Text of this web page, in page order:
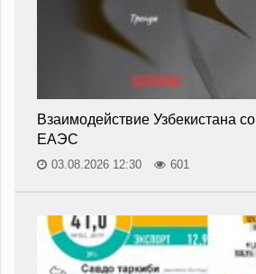
Взаимодействие Узбекистана
ЕАЭС
03.08.2026 12:30 601